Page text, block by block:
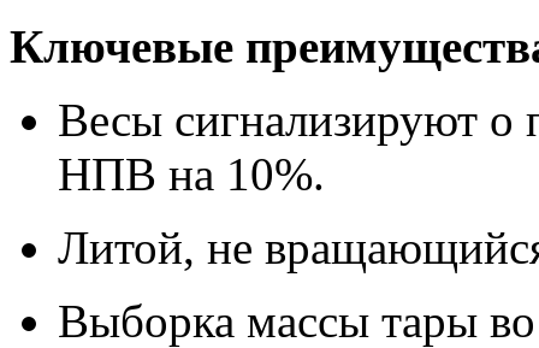
Ключевые
Весы сигнализируют о
НПВ на 10%.
Литой, не
Выборка массы тары